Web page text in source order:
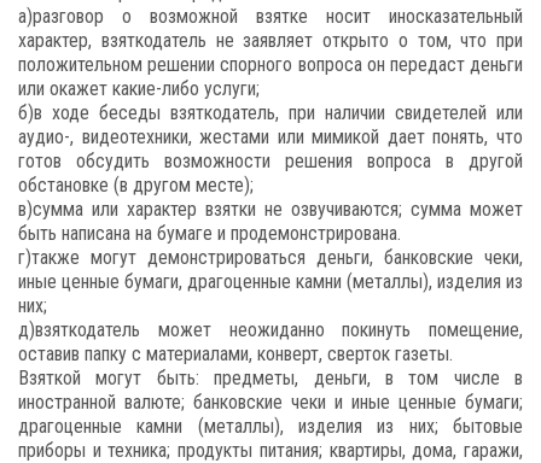
а)разговор о возможной взятке носит иносказательный
характер, взяткодатель не заявляет открыто о том, что при
положительном решении спорного вопроса он передаст деньги
или окажет какие-либо услуги;
б)в ходе беседы взяткодатель, при наличии свидетелей или
аудио-, видеотехники, жестами или мимикой дает понять, что
готов обсудить возможности решения вопроса в другой
обстановке (в другом месте);
в)сумма или характер взятки не озвучиваются; сумма может
быть написана на бумаге и продемонстрирована.
г)также могут демонстрироваться деньги, банковские чеки,
иные ценные бумаги, драгоценные камни (металлы), изделия из
них;
д)взяткодатель может неожиданно покинуть помещение,
оставив папку с материалами, конверт, сверток газеты.
Взяткой могут быть: предметы, деньги, в том числе в
иностранной валюте; банковские чеки и иные ценные бумаги;
драгоценные камни (металлы), изделия из них; бытовые
приборы и техника; продукты питания; квартиры, дома, гаражи,